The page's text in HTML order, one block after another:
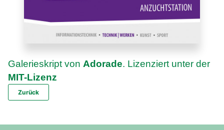
Galerieskript von Adorade. Lizenziert unter der
MIT-Lizenz
Zurück